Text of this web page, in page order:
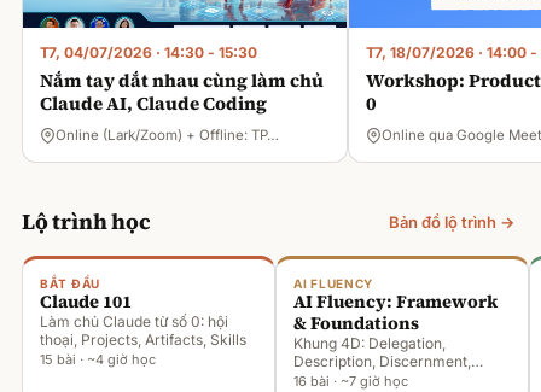
T7, 04/07/2026 · 14:30 - 15:30
Nắm tay dắt nhau cùng làm chủ
Claude AI, Claude Coding
Online (Lark/Zoom) + Offline: TP…
T7, 18/07/2026 · 14:00 -
Workshop:
0
Online qua Google Meet
Lộ trình học Bản đồ lộ trình →
BẮT ĐẦU
Claude 101
Làm chủ Claude từ số 0: hội
thoại, Projects, Artifacts, Skills
15 bài · ~4 giờ học
AI FLUENCY
AI Fluency: Framework
& Foundations
Khung 4D: Delegation,
Description, Discernment,
Diligence
16 bài · ~7 giờ học